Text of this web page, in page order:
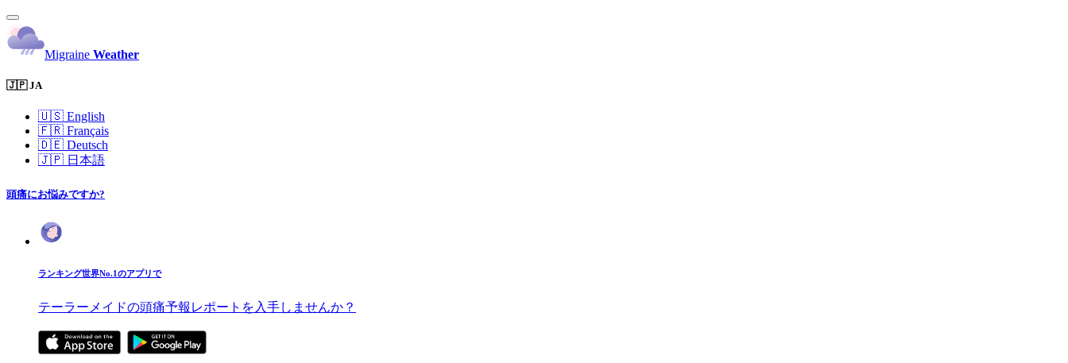
Migraine Weather
🇯🇵 JA
🇺🇸 English
🇫🇷 Français
🇩🇪 Deutsch
🇯🇵 日本語
頭痛にお悩みですか?
ランキング世界No.1のアプリで
テーラーメイドの頭痛予報レポートを入手しませんか？